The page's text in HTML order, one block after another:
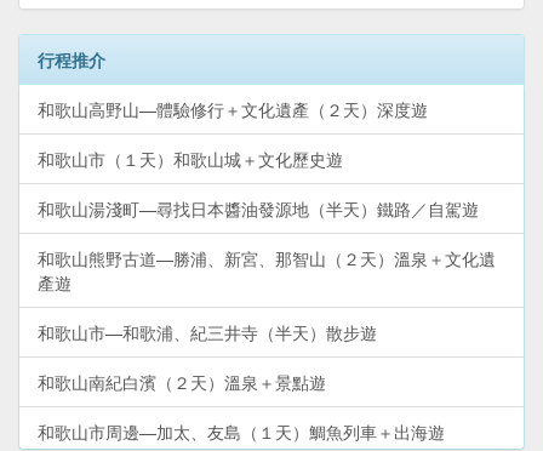
行程推介
和歌山高野山—體驗修行＋文化遺產（２天）深度遊
和歌山市（１天）和歌山城＋文化歷史遊
和歌山湯淺町—尋找日本醬油發源地（半天）鐵路／自駕遊
和歌山熊野古道—勝浦、新宮、那智山（２天）溫泉＋文化遺
產遊
和歌山市—和歌浦、紀三井寺（半天）散步遊
和歌山南紀白濱（２天）溫泉＋景點遊
和歌山市周邊—加太、友島（１天）鯛魚列車＋出海遊